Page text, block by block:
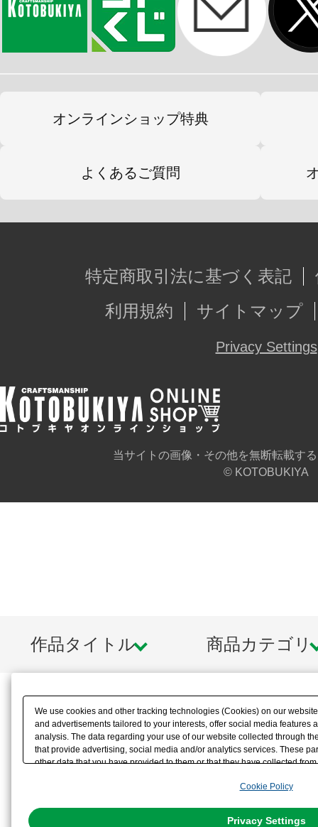
だけでイメージに近い仕上がりにな
ント穴の採用でシリーズ内でのパー
※画像は試作品です。実際の商品と
オンラインショップ特典
よくあるご質問
特定商取引法に基づく表記
利用規約
サイトマップ
Privacy Settings
当サイトの画像・その他を無断転載す
© KOTOBUKIYA
作品タイトル 商品カテゴリ
We use cookies and other tracking technologies (Cookies) on our
and advertisements tailored to your interests, offer social media features
analysis. The data regarding your use of our website collected through
that provide advertising, social media and/or analytics services. These
other data that you have provided to them or that they have collected
the use of all Cookies except for Strictly Necessary Cookies, please
Cookie Policy
Privacy Settings